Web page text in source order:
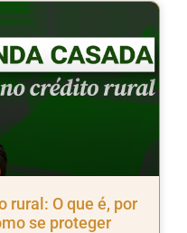
rural: O que é, por
se proteger